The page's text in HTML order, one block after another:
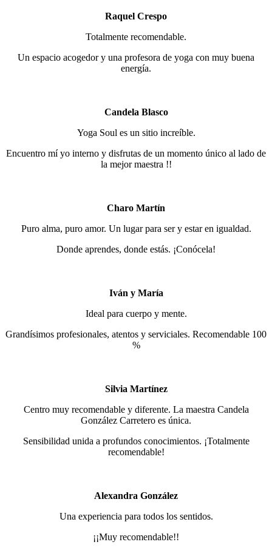
Raquel Crespo
Totalmente recomendable.
Un espacio acogedor y una profesora de yoga con muy buena
energía.
Candela Blasco
Yoga Soul es un sitio increíble.
Encuentro mí yo interno y disfrutas de un momento único al lado de
la mejor maestra !!
Charo Martín
Puro alma, puro amor. Un lugar para ser y estar en igualdad.
Donde aprendes, donde estás. ¡Conócela!
Iván y María
Ideal para cuerpo y mente.
Grandísimos profesionales, atentos y serviciales. Recomendable 100
%
Silvia Martínez
Centro muy recomendable y diferente. La maestra Candela
González Carretero es única.
Sensibilidad unida a profundos conocimientos. ¡Totalmente
recomendable!
Alexandra González
Una experiencia para todos los sentidos.
¡¡Muy recomendable!!